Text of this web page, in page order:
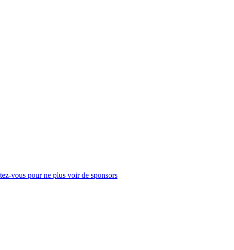
vous pour ne plus voir de sponsors